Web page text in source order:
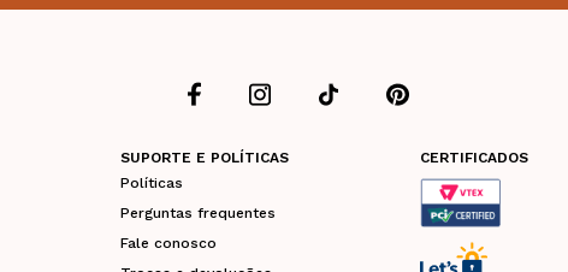
SUPORTE E POLÍTICAS
Políticas
Perguntas frequentes
Fale conosco
CERTIFICADOS